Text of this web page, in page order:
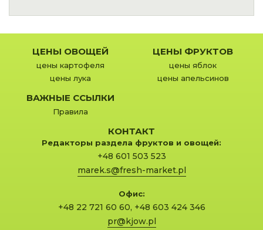
ЦЕНЫ ОВОЩЕЙ
цены картофеля
цены лука
ЦЕНЫ ФРУКТОВ
цены яблок
цены апельсинов
ВАЖНЫЕ ССЫЛКИ
Правила
КОНТАКТ
Редакторы раздела фруктов и овощей:
+48 601 503 523
marek.s@fresh-market.pl
Офис:
+48 22 721 60 60, +48 603 424 346
pr@kjow.pl